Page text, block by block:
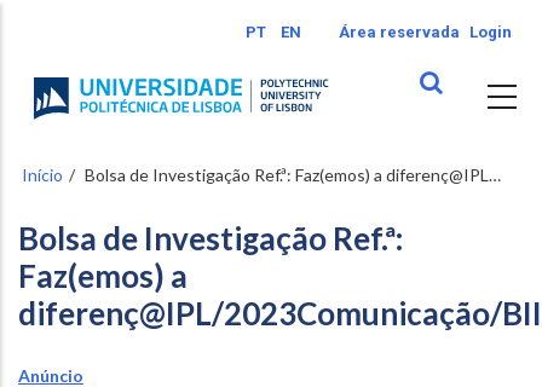
conteúdo
principal
PT EN Área reservada Login
Início Bolsa de Investigação Ref.ª: Faz(emos) a diferenç@IPL…
Bolsa de Investigação Ref.ª:
Faz(emos) a
diferenç@IPL/2023Comunicação/
Anúncio